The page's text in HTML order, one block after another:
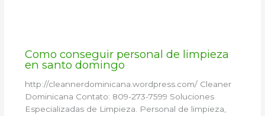
Como conseguir personal de limpieza
en santo domingo
http://cleannerdominicana.wordpress.com/ Cleaner
Dominicana Contato: 809-273-7599 Soluciones
Especializadas de Limpieza. Personal de limpieza,